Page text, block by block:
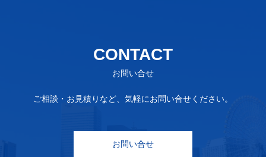
CONTACT
お問い合せ
ご相談・お見積りなど、気軽にお問い合せください。
お問い合せ